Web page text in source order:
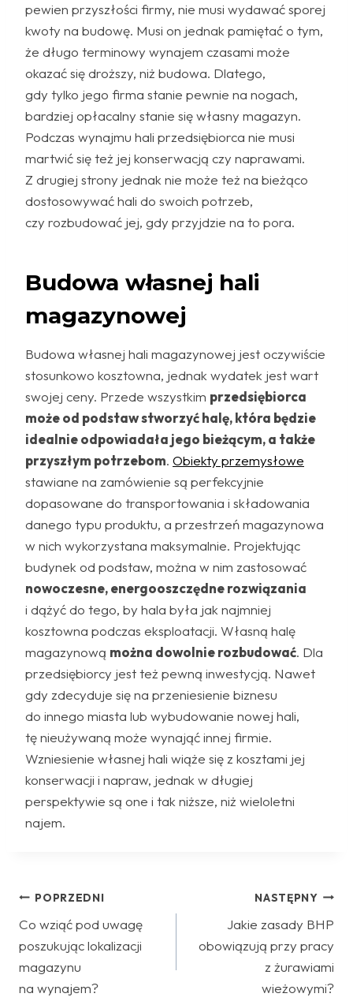
pewien przyszłości firmy, nie musi wydawać sporej
kwoty na budowę. Musi on jednak pamiętać o tym,
że długo terminowy wynajem czasami może
okazać się droższy, niż budowa. Dlatego,
gdy tylko jego firma stanie pewnie na nogach,
bardziej opłacalny stanie się własny magazyn.
Podczas wynajmu hali przedsiębiorca nie musi
martwić się też jej konserwacją czy naprawami.
Z drugiej strony jednak nie może też na bieżąco
dostosowywać hali do swoich potrzeb,
czy rozbudować jej, gdy przyjdzie na to pora.
Budowa własnej hali
magazynowej
Budowa własnej hali magazynowej jest oczywiście
stosunkowo kosztowna, jednak wydatek jest wart
swojej ceny. Przede wszystkim przedsiębiorca
może od podstaw stworzyć halę, która będzie
idealnie odpowiadała jego bieżącym, a także
przyszłym potrzebom. Obiekty przemysłowe
stawiane na zamówienie są perfekcyjnie
dopasowane do transportowania i składowania
danego typu produktu, a przestrzeń magazynowa
w nich wykorzystana maksymalnie. Projektując
budynek od podstaw, można w nim zastosować
nowoczesne, energooszczędne rozwiązania
i dążyć do tego, by hala była jak najmniej
kosztowna podczas eksploatacji. Własną halę
magazynową można dowolnie rozbudować. Dla
przedsiębiorcy jest też pewną inwestycją. Nawet
gdy zdecyduje się na przeniesienie biznesu
do innego miasta lub wybudowanie nowej hali,
tę nieużywaną może wynająć innej firmie.
Wzniesienie własnej hali wiąże się z kosztami jej
konserwacji i napraw, jednak w długiej
perspektywie są one i tak niższe, niż wieloletni
najem.
Nawigacja
wpisu
POPRZEDNI
Co wziąć pod uwagę
poszukując lokalizacji
magazynu
na wynajem?
NASTĘPNY
Jakie zasady BHP
obowiązują przy pracy
z żurawiami
wieżowymi?